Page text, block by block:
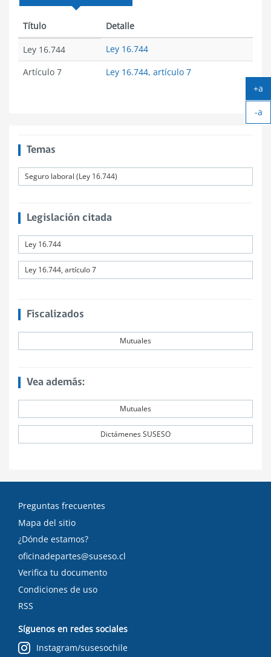
Título Detalle
Ley 16.744
Ley 16.744
Artículo 7
Ley 16.744, artículo 7
Temas
Seguro laboral (Ley 16.744)
Legislación citada
Ley 16.744
Ley 16.744, artículo 7
Fiscalizados
Mutuales
Vea además:
Mutuales
Dictámenes SUSESO
Preguntas frecuentes
Mapa del sitio
¿Dónde estamos?
oficinadepartes@suseso.cl
Verifica tu documento
Condiciones de uso
RSS
Síguenos en redes sociales
Instagram/susesochile
+a
-a